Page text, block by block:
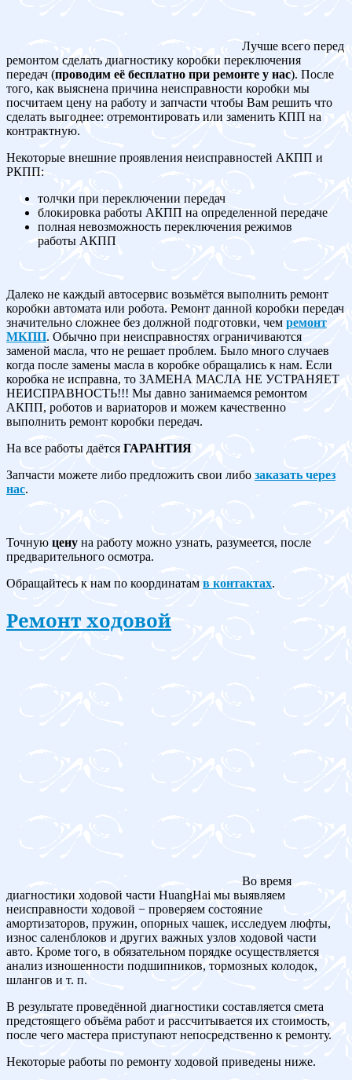
Лучше всего перед
ремонтом сделать диагностику коробки переключения
передач (проводим её бесплатно при ремонте у нас). После
того, как выяснена причина неисправности коробки мы
посчитаем цену на работу и запчасти чтобы Вам решить что
сделать выгоднее: отремонтировать или заменить КПП на
контрактную.
Некоторые внешние проявления неисправностей АКПП и
РКПП:
толчки при переключении передач
блокировка работы АКПП на определенной передаче
полная невозможность переключения режимов
работы АКПП
Далеко не каждый автосервис возьмётся выполнить ремонт
коробки автомата или робота. Ремонт данной коробки передач
значительно сложнее без должной подготовки, чем ремонт
МКПП. Обычно при неисправностях ограничиваются
заменой масла, что не решает проблем. Было много случаев
когда после замены масла в коробке обращались к нам. Если
коробка не исправна, то ЗАМЕНА МАСЛА НЕ УСТРАНЯЕТ
НЕИСПРАВНОСТЬ!!! Мы давно занимаемся ремонтом
АКПП, роботов и вариаторов и можем качественно
выполнить ремонт коробки передач.
На все работы даётсяГАРАНТИЯ
Запчасти можете либо предложить свои либо заказать через
нас.
Точную цену на работу можно узнать, разумеется, после
предварительного осмотра.
Обращайтесь к нам по координатам в контактах.
Ремонт ходовой
Во время
диагностики ходовой части HuangHai мы выявляем
неисправности ходовой − проверяем состояние
амортизаторов, пружин, опорных чашек, исследуем люфты,
износ саленблоков и других важных узлов ходовой части
авто. Кроме того, в обязательном порядке осуществляется
анализ изношенности подшипников, тормозных колодок,
шлангов и т. п.
В результате проведённой диагностики составляется смета
предстоящего объёма работ и рассчитывается их стоимость,
после чего мастера приступают непосредственно к ремонту.
Некоторые работы по ремонту ходовой приведены ниже.